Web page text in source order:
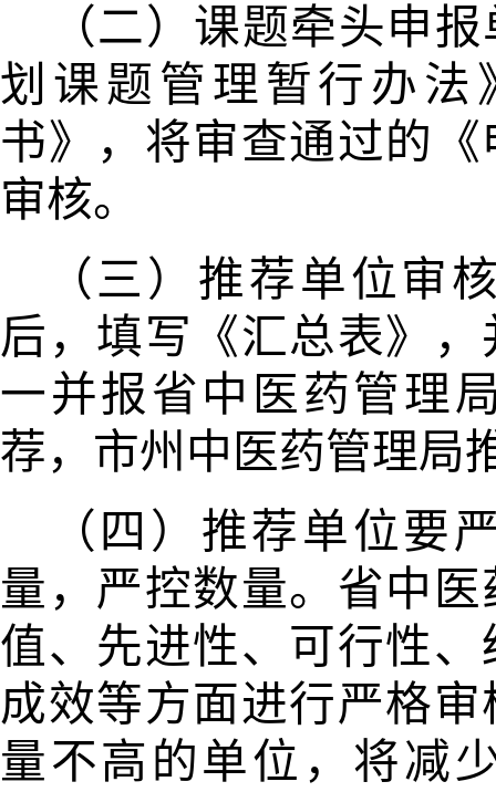
（二）课题牵头申
划课题管理暂行办法
书》，将审查通过的《
审核。
（三）推荐单位审
后，填写《汇总表》
一并报省中医药管理
荐，市州中医药管理局
（四）推荐单位要
量，严控数量。省中
值、先进性、可行性、
成效等方面进行严格
量不高的单位，将减